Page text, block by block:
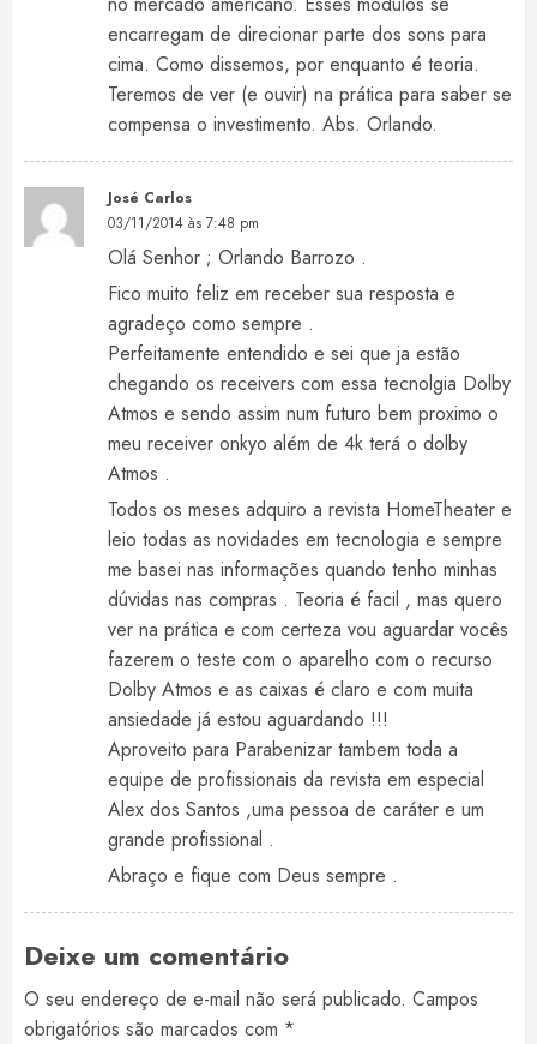
encarregam de direcionar parte dos sons para
cima. Como dissemos, por enquanto é teoria.
Teremos de ver (e ouvir) na prática para saber se
compensa o investimento. Abs. Orlando.
José Carlos
03/11/2014 às 7:48 pm
Olá Senhor ; Orlando Barrozo .
Fico muito feliz em receber sua resposta e
agradeço como sempre .
Perfeitamente entendido e sei que ja estão
chegando os receivers com essa tecnolgia Dolby
Atmos e sendo assim num futuro bem proximo o
meu receiver onkyo além de 4k terá o dolby
Atmos .
Todos os meses adquiro a revista HomeTheater e
leio todas as novidades em tecnologia e sempre
me basei nas informações quando tenho minhas
dúvidas nas compras . Teoria é facil , mas quero
ver na prática e com certeza vou aguardar vocês
fazerem o teste com o aparelho com o recurso
Dolby Atmos e as caixas é claro e com muita
ansiedade já estou aguardando !!!
Aproveito para Parabenizar tambem toda a
equipe de profissionais da revista em especial
Alex dos Santos ,uma pessoa de caráter e um
grande profissional .
Abraço e fique com Deus sempre .
Deixe um comentário
O seu endereço de e-mail não será publicado. Campos
obrigatórios são marcados com *